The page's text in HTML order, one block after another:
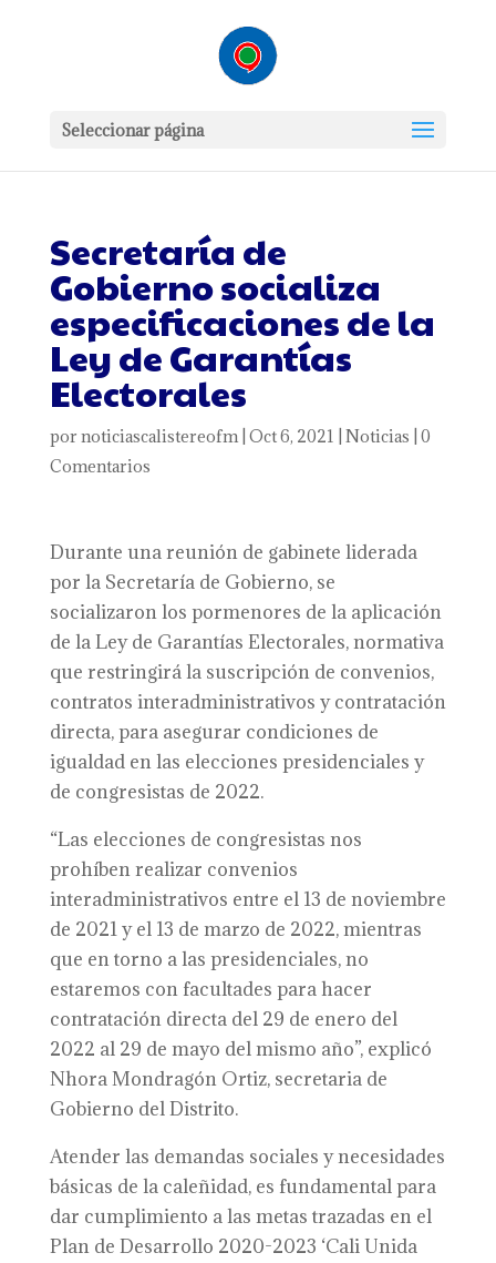
Seleccionar página
Secretaría de
Gobierno socializa
especificaciones de la
Ley de Garantías
Electorales
por noticiascalistereofm| Oct 6, 2021 Noticias 0
Comentarios
Durante una reunión de gabinete liderada
por la Secretaría de Gobierno, se
socializaron los pormenores de la aplicación
de la Ley de Garantías Electorales, normativa
que restringirá la suscripción de convenios,
contratos interadministrativos y contratación
directa, para asegurar condiciones de
igualdad en las elecciones presidenciales y
de congresistas de 2022.
“Las elecciones de congresistas nos
prohíben realizar convenios
interadministrativos entre el 13 de noviembre
de 2021 y el 13 de marzo de 2022, mientras
que en torno a las presidenciales, no
estaremos con facultades para hacer
contratación directa del 29 de enero del
2022 al 29 de mayo del mismo año”, explicó
Nhora Mondragón Ortiz, secretaria de
Gobierno del Distrito.
Atender las demandas sociales y necesidades
básicas de la caleñidad, es fundamental para
dar cumplimiento a las metas trazadas en el
Plan de Desarrollo 2020-2023 ‘Cali Unida